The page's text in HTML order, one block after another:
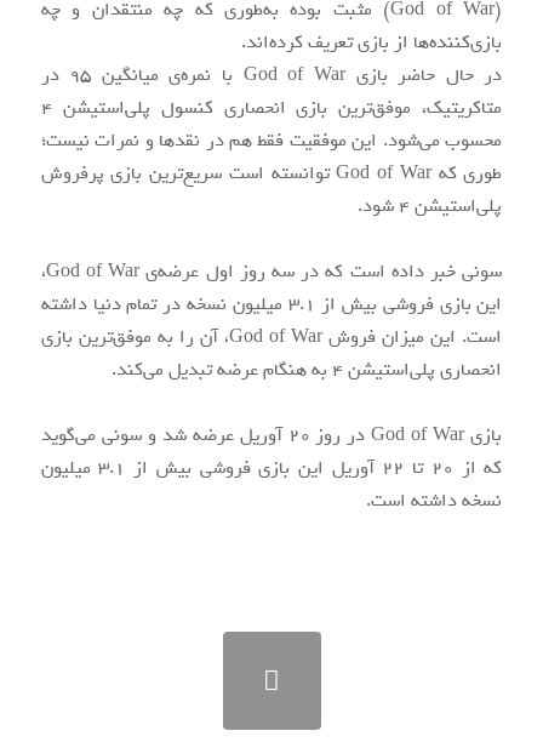
(God of War) مثبت بوده به‌طوری که چه منتقدان و چه
بازی‌کننده‌ها از بازی تعریف کرده‌اند.
در حال حاضر بازی God of War با نمره‌ی میانگین ۹۵ در
متاکریتیک، موفق‌ترین بازی انحصاری کنسول پلی‌استیشن ۴
محسوب می‌شود. این موفقیت فقط هم در نقدها و نمرات نیست؛
طوری که God of War توانسته است سریع‌ترین بازی پرفروش
پلی‌استیشن ۴ شود.
سونی خبر داده است که در سه روز اول عرضه‌ی God of War،
این بازی فروشی بیش از ۳.۱ میلیون نسخه در تمام دنیا داشته
است. این میزان فروش God of War، آن را به موفق‌ترین بازی
انحصاری پلی‌استیشن ۴ به هنگام عرضه تبدیل می‌کند.
بازی God of War در روز ۲۰ آوریل عرضه شد و سونی می‌گوید
که از ۲۰ تا ۲۲ آوریل این بازی فروشی بیش از ۳.۱ میلیون
نسخه داشته است.